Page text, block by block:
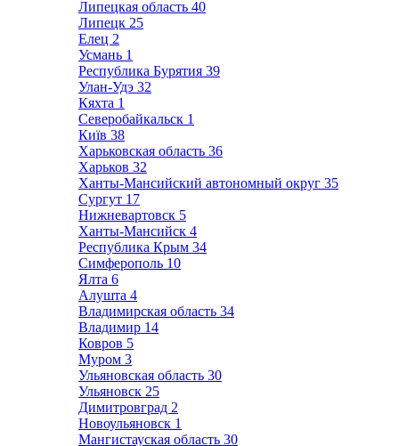
Липецкая область 40
Липецк 25
Елец 2
Усмань 1
Республика Бурятия 39
Улан-Удэ 32
Кяхта 1
Северобайкальск 1
Київ 38
Харьковская область 36
Харьков 32
Ханты-Мансийский автономный округ 35
Сургут 17
Нижневартовск 5
Ханты-Мансийск 4
Республика Крым 34
Симферополь 10
Ялта 6
Алушта 4
Владимирская область 34
Владимир 14
Ковров 5
Муром 3
Ульяновская область 30
Ульяновск 25
Димитровград 2
Новоульяновск 1
Мангистауская область 30